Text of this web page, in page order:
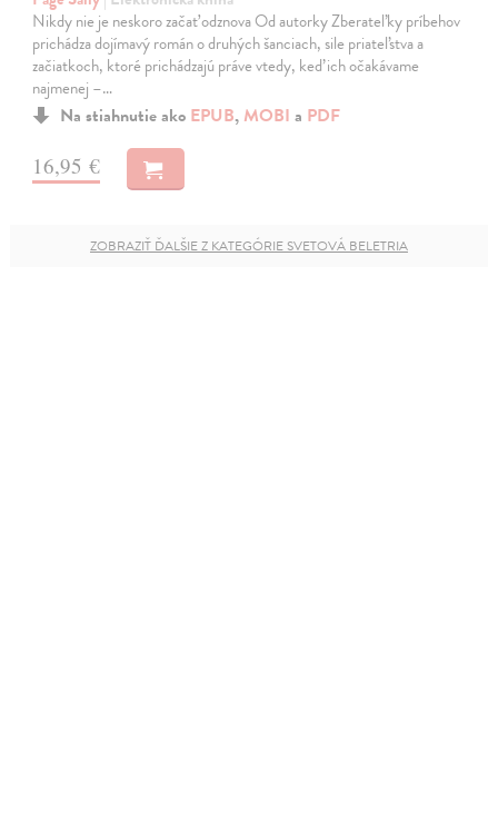
Nikdy nie je neskoro začať odznova Od autorky Zberateľky príbehov
prichádza dojímavý román o druhých šanciach, sile priateľstva a
začiatkoch, ktoré prichádzajú práve vtedy, keď ich očakávame
najmenej –…
Na stiahnutie ako EPUB, MOBI a PDF
16,95 €
ZOBRAZIŤ ĎALŠIE Z KATEGÓRIE SVETOVÁ BELETRIA